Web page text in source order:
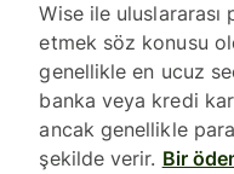
Wise ile
etmek söz konusu
genellikle en ucuz
banka veya kredi
ancak genellikle
şekilde verir. Bir